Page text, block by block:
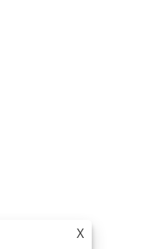
X